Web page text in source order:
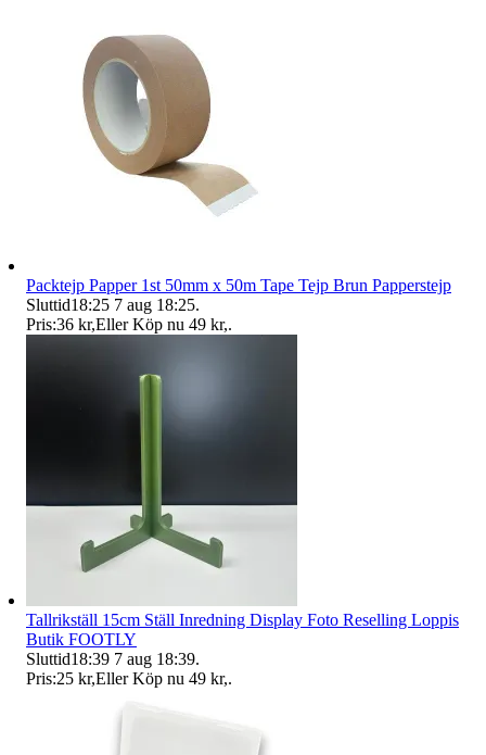
Packtejp Papper 1st 50mm x 50m Tape Tejp Brun Papperstejp
Sluttid18:25 7 aug 18:25.
Pris:36 kr,Eller Köp nu 49 kr,.
Tallrikställ 15cm Ställ Inredning Display Foto Reselling Loppis
Butik FOOTLY
Sluttid18:39 7 aug 18:39.
Pris:25 kr,Eller Köp nu 49 kr,.